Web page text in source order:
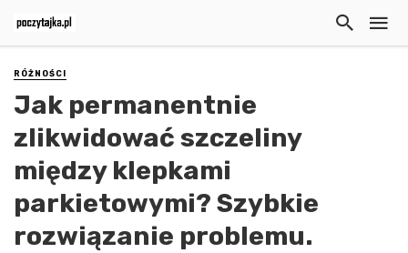
RÓŻNOŚCI
Jak permanentnie
zlikwidować szczeliny
między klepkami
parkietowymi? Szybkie
rozwiązanie problemu.